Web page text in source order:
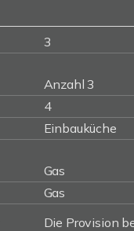
3
Anzahl 3
4
Einbauküche
Gas
Gas
Die Provision